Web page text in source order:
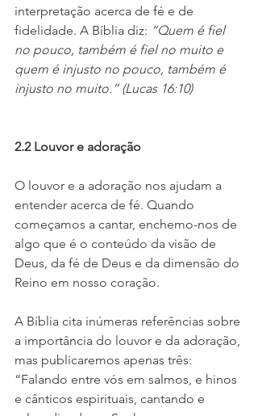
interpretação acerca de fé e de
fidelidade. A Bíblia diz: “Quem é fiel
no pouco, também é fiel no muito e
quem é injusto no pouco, também é
injusto no muito.” (Lucas 16:10)
2.2 Louvor e adoração
O louvor e a adoração nos ajudam a
entender acerca de fé. Quando
começamos a cantar, enchemo-nos de
algo que é o conteúdo da visão de
Deus, da fé de Deus e da dimensão do
Reino em nosso coração.
A Bíblia cita inúmeras referências sobre
a importância do louvor e da adoração,
mas publicaremos apenas três:
“Falando entre vós em salmos, e hinos
e cânticos espirituais, cantando e